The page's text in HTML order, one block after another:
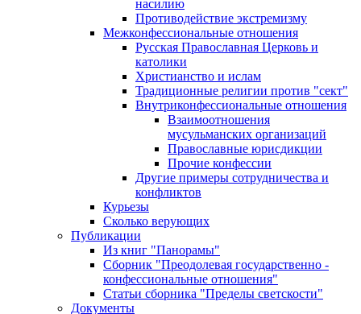
насилию
Противодействие экстремизму
Межконфессиональные отношения
Русская Православная Церковь и
католики
Христианство и ислам
Традиционные религии против "сект"
Внутриконфессиональные отношения
Взаимоотношения
мусульманских организаций
Православные юрисдикции
Прочие конфессии
Другие примеры сотрудничества и
конфликтов
Курьезы
Сколько верующих
Публикации
Из книг "Панорамы"
Сборник "Преодолевая государственно -
конфессиональные отношения"
Статьи сборника "Пределы светскости"
Документы